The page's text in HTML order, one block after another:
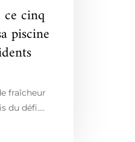
ce cinq
piscine
fraîcheur
du défi.…